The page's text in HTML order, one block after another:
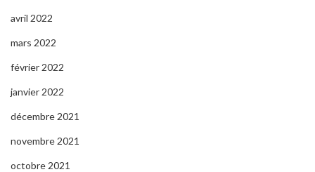
avril 2022
mars 2022
février 2022
janvier 2022
décembre 2021
novembre 2021
octobre 2021